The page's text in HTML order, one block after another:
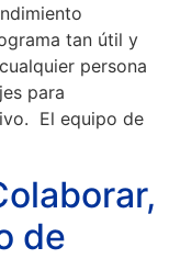
tan útil y
persona
para
El equipo de
de